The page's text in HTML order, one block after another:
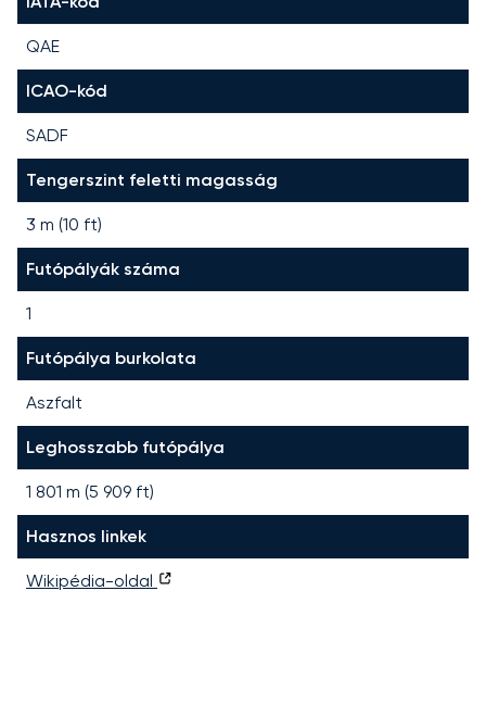
QAE
ICAO-kód
SADF
Tengerszint feletti magasság
3 m (10 ft)
Futópályák száma
1
Futópálya burkolata
Aszfalt
Leghosszabb futópálya
1 801 m (5 909 ft)
Hasznos linkek
Wikipédia-oldal